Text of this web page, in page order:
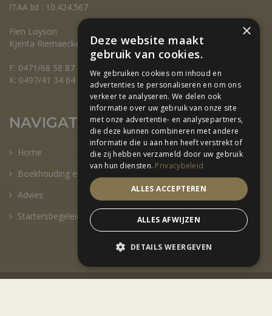
ITAA lid : 10.424.567
Fien Loyson
Kjenta Riemaecker
F: 0471/68 58 87
K: 0497/41 34 64
NAVIGATIE
Home
Boekhouding en Fiscaliteit
Advies
Startersbegeleiding
×
Deze website maakt
gebruik van cookies.
We gebruiken cookies om inhoud en
advertenties te personaliseren en om ons
verkeer te analyseren. We delen ook
informatie over uw gebruik van onze site
met onze advertentie- en analysepartners,
die deze kunnen combineren met andere
informatie die u aan hen heeft verstrekt of
die zij hebben verzameld door uw gebruik
van hun diensten. Privacybeleid
ALLES ACCEPTEREN
ALLES AFWIJZEN
DETAILS WEERGEVEN